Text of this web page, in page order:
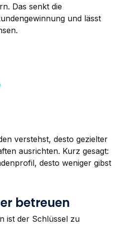
Das senkt die
und lässt
verstehst, desto gezielter
ausrichten. Kurz gesagt:
desto weniger gibst
betreuen
ist der Schlüssel zu